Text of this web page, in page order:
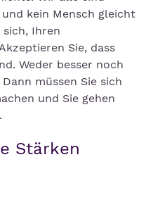
kein Mensch gleicht
sich, Ihren
Sie, dass
Weder besser noch
müssen Sie sich
und Sie gehen
Stärken